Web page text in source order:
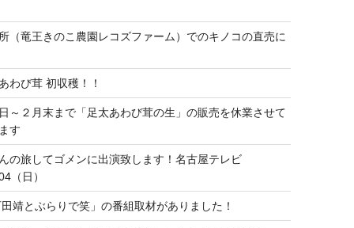
（竜王きのこ農園レコズファーム）でのキノコの直売に
わび茸 初収穫！！
～２月末まで「足太あわび茸の生」の販売を休業させて
す
の旅してゴメンに出演致します！名古屋テレビ
（日）
靖とぶらりで笑」の番組取材がありました！